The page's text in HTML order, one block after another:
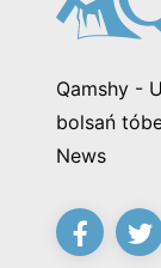
Qamshy -
bolsań
News